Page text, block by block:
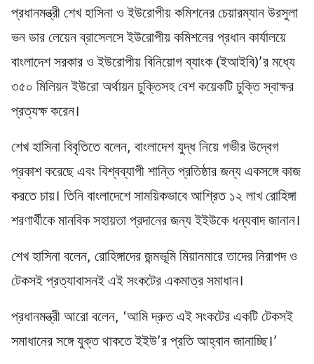
প্রধানমন্ত্রী শেখ হাসিনা ও ইউরোপীয় কমিশনের চেয়ারম্যান উরসুলা
ভন ডার লেয়েন ব্রাসেলসে ইউরোপীয় কমিশনের প্রধান কার্যালয়ে
বাংলাদেশ সরকার ও ইউরোপীয় বিনিয়োগ ব্যাংক (ইআইবি)’র মধ্যে
৩৫০ মিলিয়ন ইউরো অর্থায়ন চুক্তিসহ বেশ কয়েকটি চুক্তি স্বাক্ষর
প্রত্যক্ষ করেন।
শেখ হাসিনা বিবৃতিতে বলেন, বাংলাদেশ যুদ্ধ নিয়ে গভীর উদ্বেগ
প্রকাশ করেছে এবং বিশ্বব্যাপী শান্তি প্রতিষ্ঠার জন্য একসঙ্গে কাজ
করতে চায়। তিনি বাংলাদেশে সাময়িকভাবে আশ্রিত ১২ লাখ রোহিঙ্গা
শরণার্থীকে মানবিক সহায়তা প্রদানের জন্য ইইউকে ধন্যবাদ জানান।
শেখ হাসিনা বলেন, রোহিঙ্গাদের জন্মভূমি মিয়ানমারে তাদের নিরাপদ ও
টেকসই প্রত্যাবাসনই এই সংকটের একমাত্র সমাধান।
প্রধানমন্ত্রী আরো বলেন, ‘আমি দ্রুত এই সংকটের একটি টেকসই
সমাধানের সঙ্গে যুক্ত থাকতে ইইউ’র প্রতি আহ্বান জানাচ্ছি।’